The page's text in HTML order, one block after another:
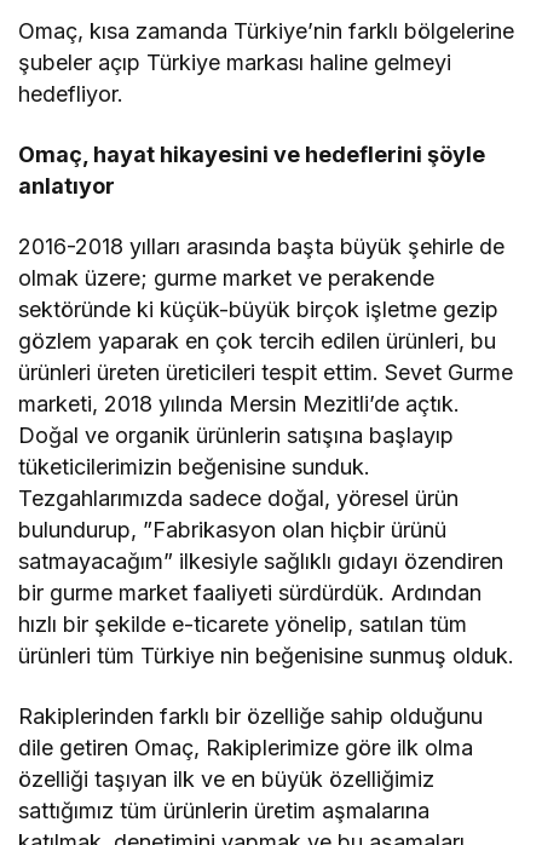
Omaç, kısa zamanda Türkiye’nin farklı bölgelerine
şubeler açıp Türkiye markası haline gelmeyi
hedefliyor.
Omaç, hayat hikayesini ve hedeflerini şöyle
anlatıyor
2016-2018 yılları arasında başta büyük şehirle de
olmak üzere; gurme market ve perakende
sektöründe ki küçük-büyük birçok işletme gezip
gözlem yaparak en çok tercih edilen ürünleri, bu
ürünleri üreten üreticileri tespit ettim. Sevet Gurme
marketi, 2018 yılında Mersin Mezitli’de açtık.
Doğal ve organik ürünlerin satışına başlayıp
tüketicilerimizin beğenisine sunduk.
Tezgahlarımızda sadece doğal, yöresel ürün
bulundurup, ”Fabrikasyon olan hiçbir ürünü
satmayacağım” ilkesiyle sağlıklı gıdayı özendiren
bir gurme market faaliyeti sürdürdük. Ardından
hızlı bir şekilde e-ticarete yönelip, satılan tüm
ürünleri tüm Türkiye nin beğenisine sunmuş olduk.
Rakiplerinden farklı bir özelliğe sahip olduğunu
dile getiren Omaç, Rakiplerimize göre ilk olma
özelliği taşıyan ilk ve en büyük özelliğimiz
sattığımız tüm ürünlerin üretim aşmalarına